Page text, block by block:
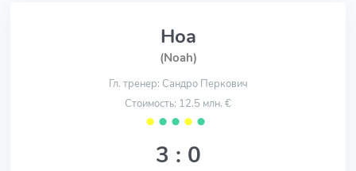
Ноа
(Noah)
Гл. тренер: Сандро Перкович
Стоимость: 12.5 млн. €
⬤ ⬤ ⬤ ⬤ ⬤
3 : 0